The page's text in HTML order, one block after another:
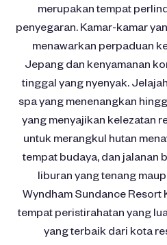
merupakan tempat
penyegaran. Kamar-kamar
menawarkan perpaduan
Jepang dan kenyamanan
tinggal yang nyenyak.
spa yang menenangkan
yang menyajikan kelezatan
untuk merangkul hutan
tempat budaya, dan jalanan
liburan yang tenang
Wyndham Sundance Resort
tempat peristirahatan yang
yang terbaik dari kota